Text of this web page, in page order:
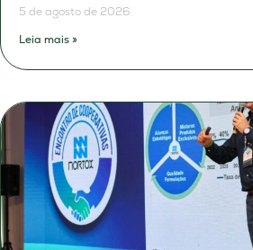
5 de agosto de 2026
Leia mais »